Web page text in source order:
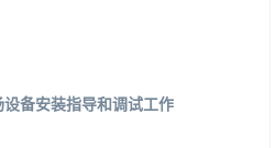
备安装指导和调试工作